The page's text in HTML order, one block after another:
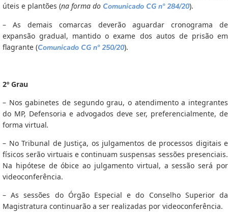
úteis e plantões (na forma do Comunicado CG nº 284/20).
– As demais comarcas deverão aguardar cronograma de
expansão gradual, mantido o exame dos autos de prisão em
flagrante (Comunicado CG nº 250/20).
2º Grau
– Nos gabinetes de segundo grau, o atendimento a integrantes
do MP, Defensoria e advogados deve ser, preferencialmente, de
forma virtual.
– No Tribunal de Justiça, os julgamentos de processos digitais e
físicos serão virtuais e continuam suspensas sessões presenciais.
Na hipótese de óbice ao julgamento virtual, a sessão será por
videoconferência.
– As sessões do Órgão Especial e do Conselho Superior da
Magistratura continuarão a ser realizadas por videoconferência.